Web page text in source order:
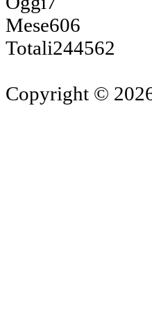
Mese606
Totali244562
Copyright ©